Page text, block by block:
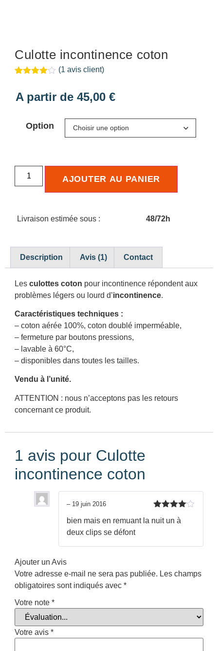
Culotte incontinence coton
basé
sur
(1 avis client)
A partir de 45,00 €
Option
AJOUTER AU PANIER
Livraison estimée sous : 48/72h
Description Avis (1) Contact
Les culottes coton pour incontinence répondent aux
problèmes légers ou lourd d’incontinence.
Caractéristiques techniques :
– coton aérée 100%, coton doublé imperméable,
– fermeture par boutons pressions,
– lavable à 60°C,
– disponibles dans toutes les tailles.
Vendu à l’unité.
ATTENTION : nous n’acceptons pas les retours
concernant ce produit.
1 avis pour Culotte
incontinence coton
sur 5
– 19 juin 2016
bien mais en remuant la nuit un à
deux clips se défont
Ajouter un Avis
Votre adresse e-mail ne sera pas publiée. Les champs
obligatoires sont indiqués avec *
Votre note *
Votre avis *